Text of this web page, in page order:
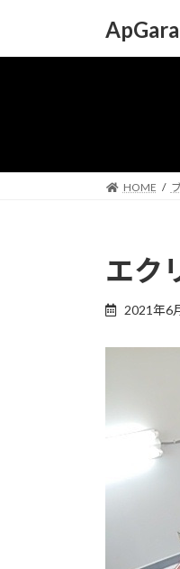
テ
ゲ
HOME
エク
2021年6